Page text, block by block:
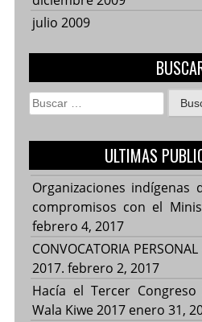
julio 2009
Buscar:
ULTIMAS
Organizaciones indígenas
compromisos con el
febrero 4, 2017
CONVOCATORIA
2017. febrero 2, 2017
Hacía el Tercer
Wala Kiwe 2017 enero 31,